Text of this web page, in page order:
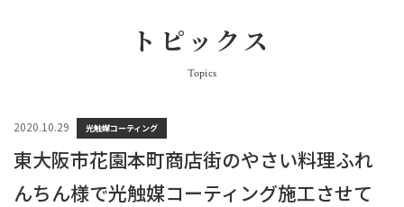
トピックス
Topics
2020.10.29 光触媒コーティング
東大阪市花園本町商店街のやさい料理ふれ
んちん様で光触媒コーティング施工させて